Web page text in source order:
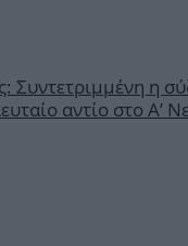
Συντετριμμένη η
αντίο στο Α’